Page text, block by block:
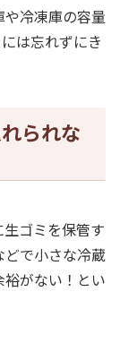
冷凍庫の容量
は忘れずにき
られな
ゴミを保管す
で小さな冷蔵
がない！とい